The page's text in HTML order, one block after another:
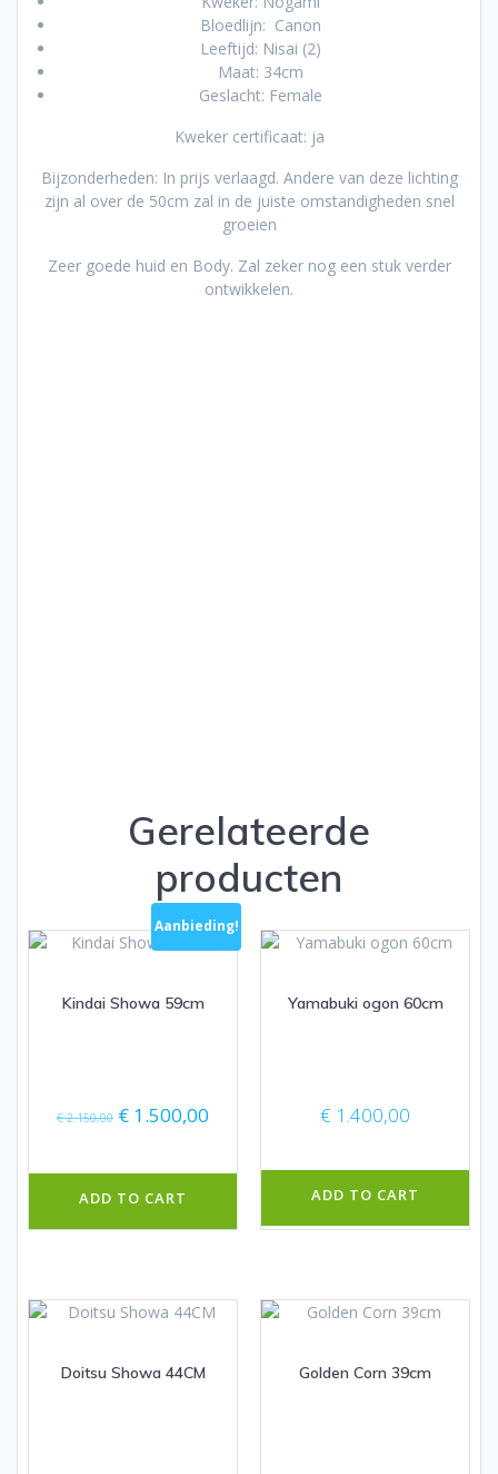
Bloedlijn: Canon
Leeftijd: Nisai (2)
Maat: 34cm
Geslacht: Female
Kweker certificaat: ja
Bijzonderheden: In prijs verlaagd. Andere van deze lichting
zijn al over de 50cm zal in de juiste omstandigheden snel
groeien
Zeer goede huid en Body. Zal zeker nog een stuk verder
ontwikkelen.
Gerelateerde
producten
Aanbieding!
Kindai Showa 59cm
€2.150,00 Oorspronkelijke
€ 1.500,00
ADD TO CART
Yamabuki ogon 60cm
€ 1.400,00
ADD TO CART
Doitsu Showa 44CM Golden Corn 39cm